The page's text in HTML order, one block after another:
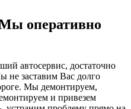
оперативно
автосервис, достаточно
не заставим Вас долго
Мы демонтируем,
и привезем